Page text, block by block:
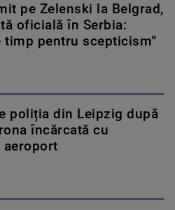
pe Zelenski la Belgrad,
oficială în Serbia:
timp pentru scepticism”
poliția din Leipzig după
încărcată cu